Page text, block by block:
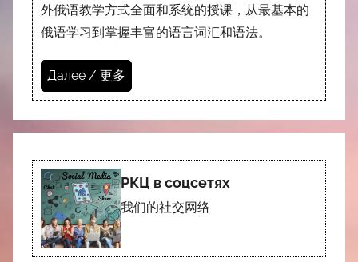
外俄语教学方式全面和系统的授课，从最基本的
俄语学习到掌握丰富的语言词汇和语法。
Далее / 更多
РКЦ в соцсетях
我们的社交网络